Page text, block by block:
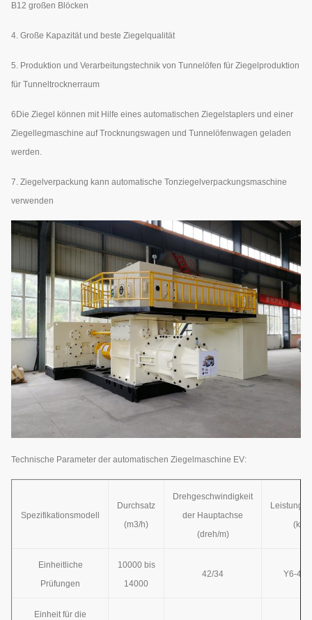
B12 großen Blöcken
4. Große Kapazität und beste Ziegelqualität
5. Produktion und Verarbeitungstechnik von Tunnelöfen für Ziegelproduktion
für Tunneltrocknerraum
6Die Ziegel können mit Hilfe eines automatischen Ziegelstaplers und einer
Ziegellegmaschine auf Trocknungswagen und Tunnelöfenwagen geladen
werden.
7. Ziegelverpackung kann automatische Tonziegelverpackungsmaschine
verwenden
Technische Parameter der automatischen Ziegelmaschine EV:
Spezifikationsmodell
Durchsatz
(m3/h)
Drehgeschwindigkeit
der Hauptachse
(dreh/m)
(kw)
Einheitliche
Prüfungen
10000 bis
14000
42/34 Y6-45/
Einheit für die